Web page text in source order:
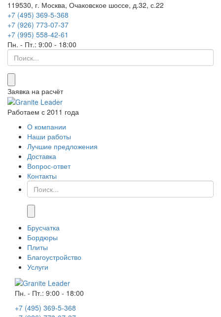
119530, г. Москва, Очаковское шоссе, д.32, с.22
+7 (495) 369-5-368
+7 (926) 773-07-37
+7 (995) 558-42-61
Пн. - Пт.: 9:00 - 18:00
Что
ищем...
Заявка на расчёт
Работаем с 2011 года
О компании
Наши работы
Лучшие предложения
Доставка
Вопрос-ответ
Контакты
Что
ищем...
Брусчатка
Бордюры
Плиты
Благоустройство
Услуги
Пн. - Пт.: 9:00 - 18:00
+7 (495) 369-5-368